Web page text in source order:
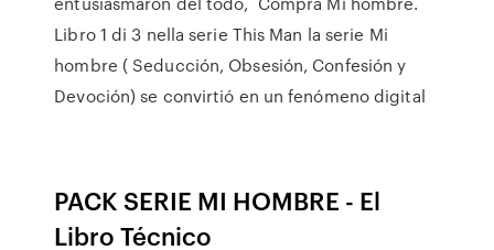
Libro 1 di 3 nella serie This Man la serie Mi
hombre ( Seducción, Obsesión, Confesión y
Devoción) se convirtió en un fenómeno digital
PACK SERIE MI HOMBRE - El
Libro Técnico